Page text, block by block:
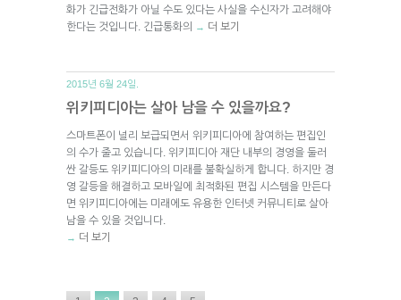
화가 긴급전화가 아닐 수도 있다는 사실을 수신자가 고려해야
한다는 것입니다. 긴급통화의
→ 더 보기
2015년 6월 24일.
위키피디아는 살아 남을 수 있을까요?
스마트폰이 널리 보급되면서 위키피디아에 참여하는 편집인
의 수가 줄고 있습니다. 위키피디아 재단 내부의 경영을 둘러
싼 갈등도 위키피디아의 미래를 불확실하게 합니다. 하지만 경
영 갈등을 해결하고 모바일에 최적화된 편집 시스템을 만든다
면 위키피디아에는 미래에도 유용한 인터넷 커뮤니티로 살아
남을 수 있을 것입니다.
→ 더 보기